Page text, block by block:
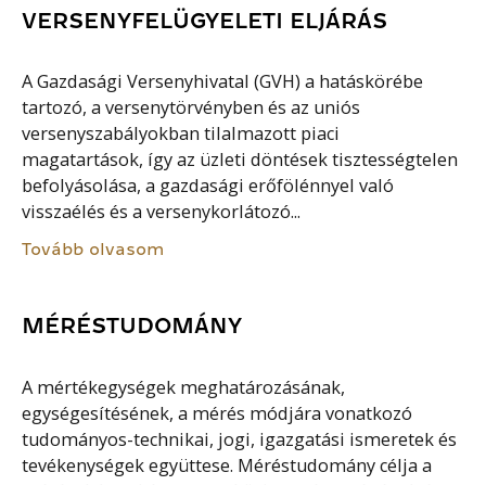
VERSENYFELÜGYELETI ELJÁRÁS
A Gazdasági Versenyhivatal (GVH) a hatáskörébe
tartozó, a versenytörvényben és az uniós
versenyszabályokban tilalmazott piaci
magatartások, így az üzleti döntések tisztességtelen
befolyásolása, a gazdasági erőfölénnyel való
visszaélés és a versenykorlátozó...
Tovább olvasom
MÉRÉSTUDOMÁNY
A mértékegységek meghatározásának,
egységesítésének, a mérés módjára vonatkozó
tudományos-technikai, jogi, igazgatási ismeretek és
tevékenységek együttese. Méréstudomány célja a